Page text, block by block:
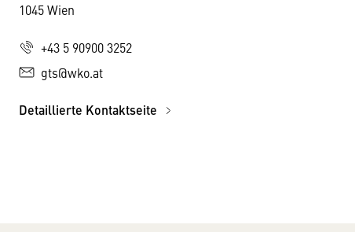
1045 Wien
+43 5 90900 3252
gts@wko.at
Detaillierte Kontaktseite